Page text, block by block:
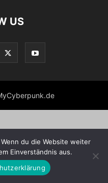
US
du die Website weiter
Einverständnis aus.